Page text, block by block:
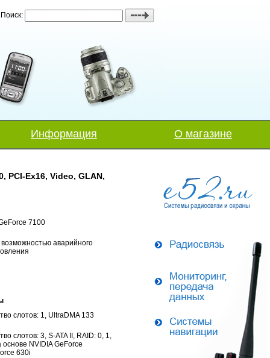
Поиск:
Информация О магазине
PCI-Ex16, Video, GLAN,
7100
аварийного
слотов: 1, UltraDMA 133
слотов: 3, S-ATA II, RAID: 0, 1,
основе NVIDIA GeForce
630i